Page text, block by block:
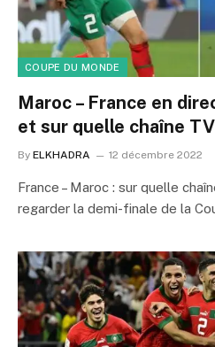
COUPE DU MONDE
Maroc – France en
et sur quelle chaîne
By ELKHADRA 12 décembre 2022
France – Maroc : sur quelle
regarder la demi-finale de la